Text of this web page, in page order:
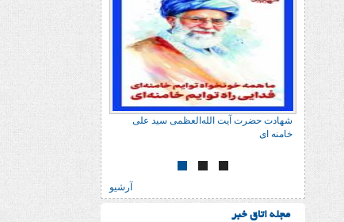
شهادت حضرت آیت الله‌العظمی سید علی
خامنه ای
آرشیو
مجله اتاق خبر